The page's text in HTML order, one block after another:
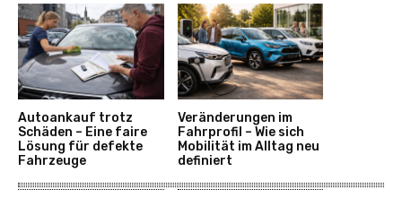
Autoankauf trotz
Schäden – Eine faire
Lösung für defekte
Fahrzeuge
Veränderungen im
Fahrprofil – Wie sich
Mobilität im Alltag neu
definiert